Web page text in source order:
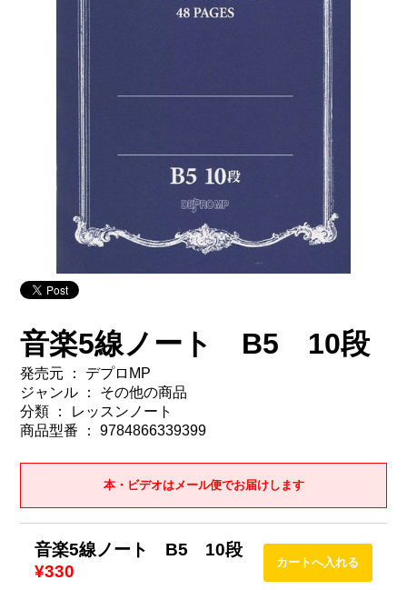
音楽5線ノート B5 10段
発売元 ： デプロMP
ジャンル ： その他の商品
分類 ： レッスンノート
商品型番 ： 9784866339399
本・ビデオはメール便でお届けします
音楽5線ノート B5 10段
¥330